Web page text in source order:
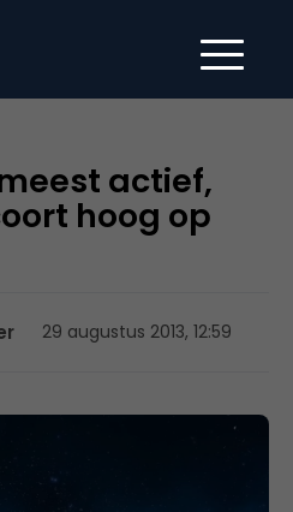
actief,
hoog op
29 augustus 2013, 12:59